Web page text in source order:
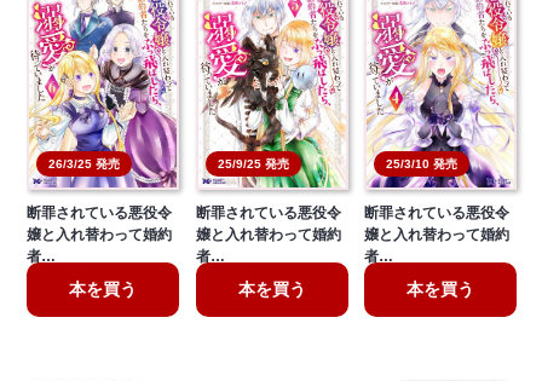
26/3/25 発売
断罪されている悪役令
嬢と入れ替わって婚約
者…
本を買う
25/9/25 発売
断罪されている悪役令
嬢と入れ替わって婚約
者…
本を買う
25/3/10 発売
断罪されている悪役令
嬢と入れ替わって婚約
者…
本を買う